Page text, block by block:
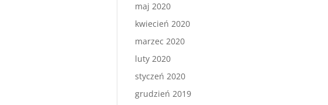
maj 2020
kwiecień 2020
marzec 2020
luty 2020
styczeń 2020
grudzień 2019